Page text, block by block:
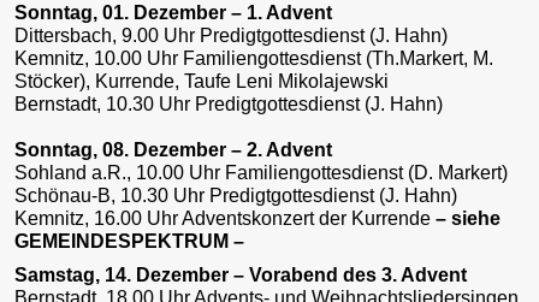
Sonntag, 01. Dezember – 1. Advent
Dittersbach, 9.00 Uhr Predigtgottesdienst (J. Hahn)
Kemnitz, 10.00 Uhr Familiengottesdienst (Th.Markert, M.
Stöcker), Kurrende, Taufe Leni Mikolajewski
Bernstadt, 10.30 Uhr Predigtgottesdienst (J. Hahn)
Sonntag, 08. Dezember – 2. Advent
Sohland a.R., 10.00 Uhr Familiengottesdienst (D. Markert)
Schönau-B, 10.30 Uhr Predigtgottesdienst (J. Hahn)
Kemnitz, 16.00 Uhr Adventskonzert der Kurrende – siehe
GEMEINDESPEKTRUM –
Samstag, 14. Dezember – Vorabend des 3. Advent